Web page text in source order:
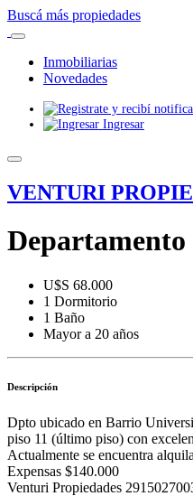
Buscá más propiedades
Inmobiliarias
Novedades
Ingresar
VENTURI
Departamento
U$S 68.000
1 Dormitorio
1 Baño
Mayor a 20 años
Descripción
Dpto ubicado en Barrio
piso 11 (último piso) con
Actualmente se encuentra
Expensas $140.000
Venturi Propiedades